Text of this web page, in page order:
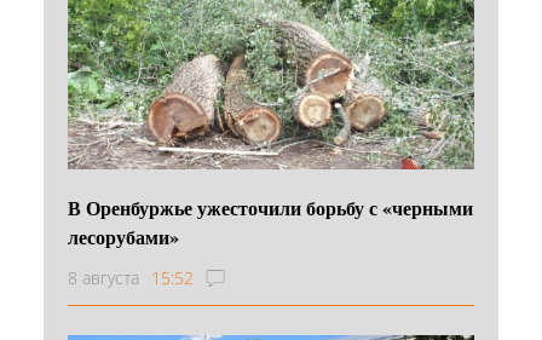
В Оренбуржье ужесточили борьбу с «черными
лесорубами»
8 августа 15:52